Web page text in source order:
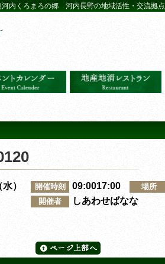
河内くろまろの郷 河内長野の地域活性・交流拠点
） 開催時刻 09:0017:00 場所
開催者 しあわせばなな